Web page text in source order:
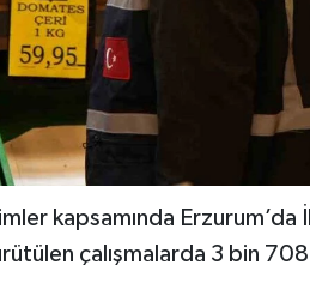
kapsamında Erzurum’da İl
çalışmalarda 3 bin 708